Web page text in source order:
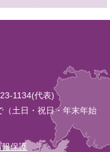
1134(代表)
（土日・祝日・年末年始
保護